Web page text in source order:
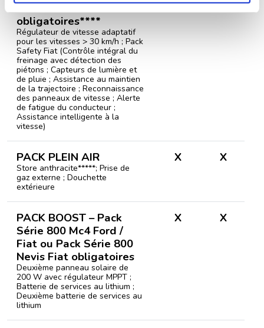
et Pack Extra Tech
obligatoires****
Régulateur de vitesse adaptatif
pour les vitesses > 30 km/h ; Pack
Safety Fiat (Contrôle intégral du
freinage avec détection des
piétons ; Capteurs de lumière et
de pluie ; Assistance au maintien
de la trajectoire ; Reconnaissance
des panneaux de vitesse ; Alerte
de fatigue du conducteur ;
Assistance intelligente à la
vitesse)
PACK PLEIN AIR
Store anthracite*****; Prise de
gaz externe ; Douchette
extérieure
X X
PACK BOOST – Pack
Série 800 Mc4 Ford /
Fiat ou Pack Série 800
Nevis Fiat obligatoires
Deuxième panneau solaire de
200 W avec régulateur MPPT ;
Batterie de services au lithium ;
Deuxième batterie de services au
lithium
X X